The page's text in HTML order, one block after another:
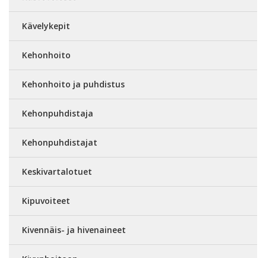
Kävelykepit
Kehonhoito
Kehonhoito ja puhdistus
Kehonpuhdistaja
Kehonpuhdistajat
Keskivartalotuet
Kipuvoiteet
Kivennäis- ja hivenaineet